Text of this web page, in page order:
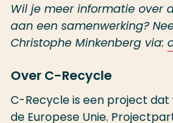
Wil je meer informatie over
aan een samenwerking?
Christophe Minkenberg via:
Over C-Recycle
C-Recycle is een project
de Europese Unie.